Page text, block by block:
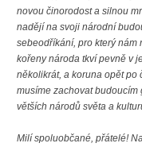
novou činorodost a silnou
nadějí na svoji národní
sebeodříkání, pro který nám
kořeny národa tkví pevně v
několikrát, a koruna opět po
musíme zachovat budoucím
větších národů světa a
Milí spoluobčané, přátelé!